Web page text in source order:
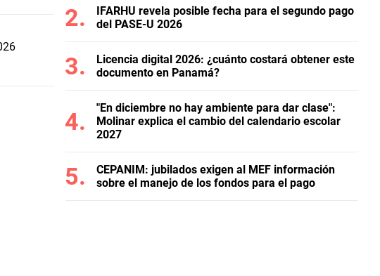
IFARHU revela posible fecha para el segundo pago
del PASE-U 2026
Licencia digital 2026: ¿cuánto costará obtener este
documento en Panamá?
"En diciembre no hay ambiente para dar clase":
Molinar explica el cambio del calendario escolar
2027
CEPANIM: jubilados exigen al MEF información
sobre el manejo de los fondos para el pago